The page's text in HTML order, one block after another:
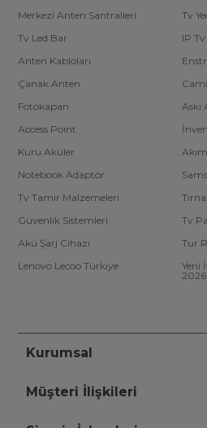
Merkezi Anten Santralleri
Tv
Tv Led Bar
IP
Anten Kabloları
Çanak Anten
Fotokapan
Askı
Access Point
Kuru Aküler
Notebook Adaptör
Tv Tamir Malzemeleri
Güvenlik Sistemleri
Tv
Akü Şarj Cihazı
Tur
Lenovo Lecoo Türkiye
Yeni
2026
Kurumsal
Müşteri İlişkileri